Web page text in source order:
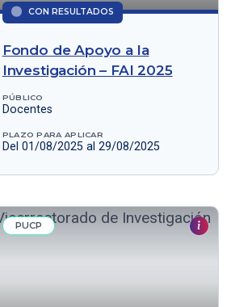
CON RESULTADOS
Fondo de Apoyo a la
Investigación – FAI 2025
PÚBLICO
Docentes
PLAZO PARA APLICAR
Del 01/08/2025 al 29/08/2025
PUCP